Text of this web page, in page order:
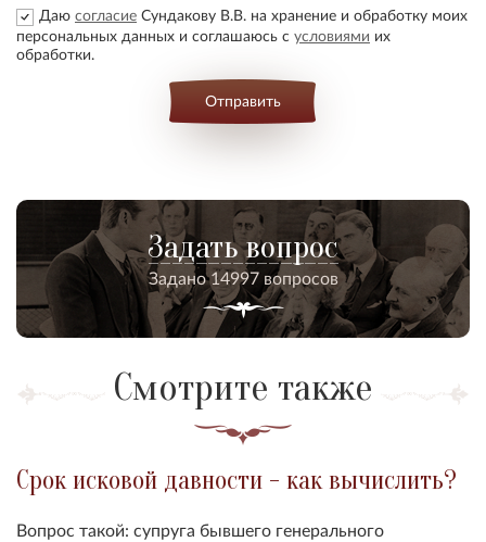
Даю согласие Сундакову В.В. на хранение и обработку моих
персональных данных и соглашаюсь с условиями их
обработки.
Отправить
Задать вопрос
Задано 14997 вопросов
Смотрите также
Срок исковой давности - как вычислить?
Вопрос такой: супруга бывшего генерального